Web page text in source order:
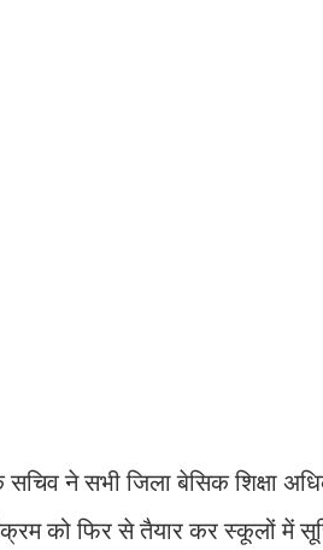
ने सभी जिला बेसिक शिक्षा
को फिर से तैयार कर स्कूलों में